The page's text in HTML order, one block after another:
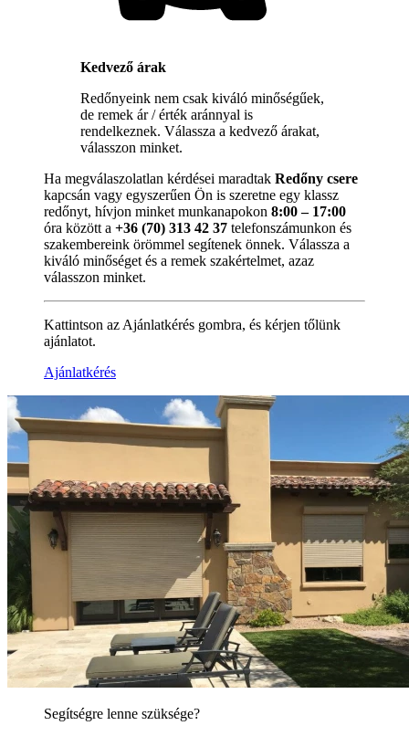
Kedvező árak
Redőnyeink nem csak kiváló minőségűek,
de remek ár / érték aránnyal is
rendelkeznek. Válassza a kedvező árakat,
válasszon minket.
Ha megválaszolatlan kérdései maradtak Redőny csere
kapcsán vagy egyszerűen Ön is szeretne egy klassz
redőnyt, hívjon minket munkanapokon 8:00 – 17:00
óra között a +36 (70) 313 42 37 telefonszámunkon és
szakembereink örömmel segítenek önnek. Válassza a
kiváló minőséget és a remek szakértelmet, azaz
válasszon minket.
Kattintson az Ajánlatkérés gombra, és kérjen tőlünk
ajánlatot.
Ajánlatkérés
Segítségre lenne szüksége?